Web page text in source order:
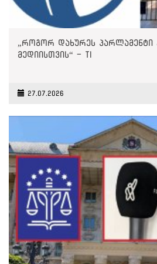
„როგორ დახურეს პარლამენტი
მედიისთვის“ - TI
27.07.2026